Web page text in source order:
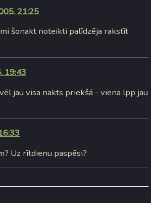
21:25
šonakt noteikti palīdzēja rakstīt
19:43
jau visa nakts priekšā - viena lpp jau
Uz rītdienu paspēsi?